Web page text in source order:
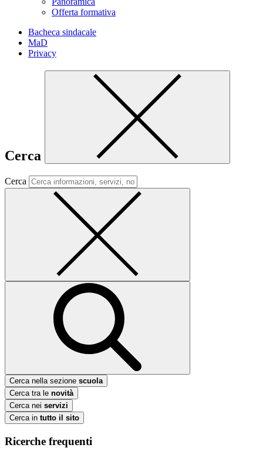
Offerta formativa
Bacheca sindacale
MaD
Privacy
Cerca
Cerca
Cerca nella sezione scuola
Cerca tra le novità
Cerca nei servizi
Cerca in tutto il sito
Ricerche frequenti